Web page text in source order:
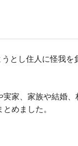
とし住人に怪我を
家、家族や結婚
めました。